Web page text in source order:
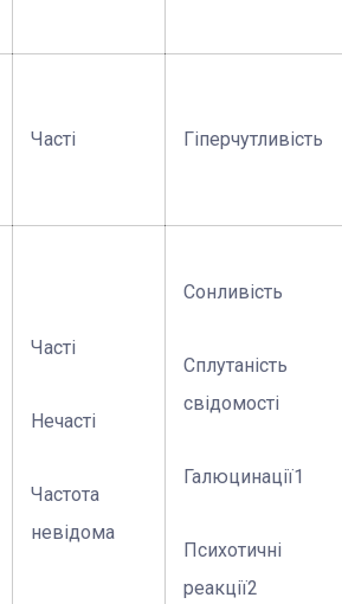
Часті Гіперчутливість
Часті
Нечасті
Частота
невідома
Сонливість
Сплутаність
свідомості
Галюцинації1
Психотичні
реакції2